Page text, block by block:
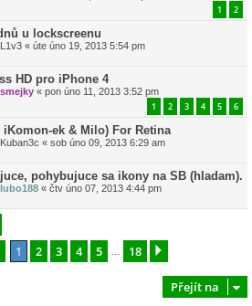
1 2
u lockscreenu
L1v3 « úte úno 19, 2013 5:54 pm
HD pro iPhone 4
smejky « pon úno 11, 2013 3:52 pm
1 2 3 4 5 6
iKomon-ek & Milo) For Retina
Kuban3c « sob úno 09, 2013 6:29 am
pohybujuce sa ikony na SB (hladam).
lubo188 « čtv úno 07, 2013 4:44 pm
Stránka z 18
1 2 3 4 5 18
Přejít na